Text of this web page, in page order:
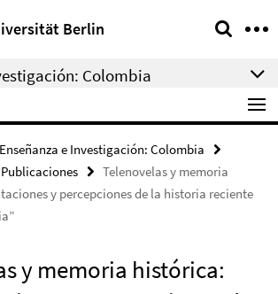
Berlin
Colombia
Enseñanza e Investigación: Colombia
Publicaciones
Telenovelas y memoria
y percepciones de la historia reciente
y memoria histórica: